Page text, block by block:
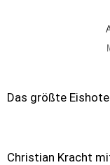
Das größte
Christian Kracht